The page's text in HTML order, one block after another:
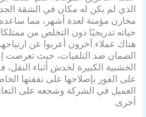
الذي لم يكن له مكان في الشقة
مخازن مؤمنة لعدة أشهر، مما
حياته تدريجيًا دون التخلص من
هناك عملاء آخرون أعربوا عن
الضمان ضد التلفيات، حيث تعرضت
الخشبية الكبيرة لخدش أثناء
على الفور بإصلاحها على نفقتها
العميل في الشركة وشجعه على
أخرى.